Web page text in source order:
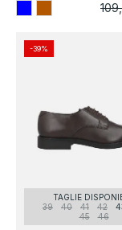
TAGLIE
39
40 41 42
45
46
-39%